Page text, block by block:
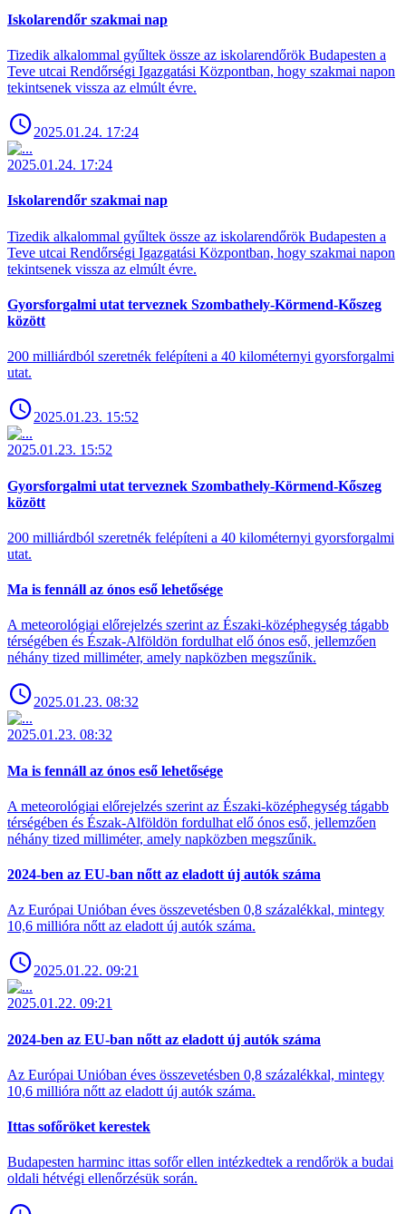
Iskolarendőr szakmai nap
Tizedik alkalommal gyűltek össze az iskolarendőrök Budapesten a
Teve utcai Rendőrségi Igazgatási Központban, hogy szakmai napon
tekintsenek vissza az elmúlt évre.
2025.01.24. 17:24
2025.01.24. 17:24
Iskolarendőr szakmai nap
Tizedik alkalommal gyűltek össze az iskolarendőrök Budapesten a
Teve utcai Rendőrségi Igazgatási Központban, hogy szakmai napon
tekintsenek vissza az elmúlt évre.
Gyorsforgalmi utat terveznek Szombathely-Körmend-Kőszeg
között
200 milliárdból szeretnék felépíteni a 40 kilométernyi gyorsforgalmi
utat.
2025.01.23. 15:52
2025.01.23. 15:52
Gyorsforgalmi utat terveznek Szombathely-Körmend-Kőszeg
között
200 milliárdból szeretnék felépíteni a 40 kilométernyi gyorsforgalmi
utat.
Ma is fennáll az ónos eső lehetősége
A meteorológiai előrejelzés szerint az Északi-középhegység tágabb
térségében és Észak-Alföldön fordulhat elő ónos eső, jellemzően
néhány tized milliméter, amely napközben megszűnik.
2025.01.23. 08:32
2025.01.23. 08:32
Ma is fennáll az ónos eső lehetősége
A meteorológiai előrejelzés szerint az Északi-középhegység tágabb
térségében és Észak-Alföldön fordulhat elő ónos eső, jellemzően
néhány tized milliméter, amely napközben megszűnik.
2024-ben az EU-ban nőtt az eladott új autók száma
Az Európai Unióban éves összevetésben 0,8 százalékkal, mintegy
10,6 millióra nőtt az eladott új autók száma.
2025.01.22. 09:21
2025.01.22. 09:21
2024-ben az EU-ban nőtt az eladott új autók száma
Az Európai Unióban éves összevetésben 0,8 százalékkal, mintegy
10,6 millióra nőtt az eladott új autók száma.
Ittas sofőröket kerestek
Budapesten harminc ittas sofőr ellen intézkedtek a rendőrök a budai
oldali hétvégi ellenőrzésük során.